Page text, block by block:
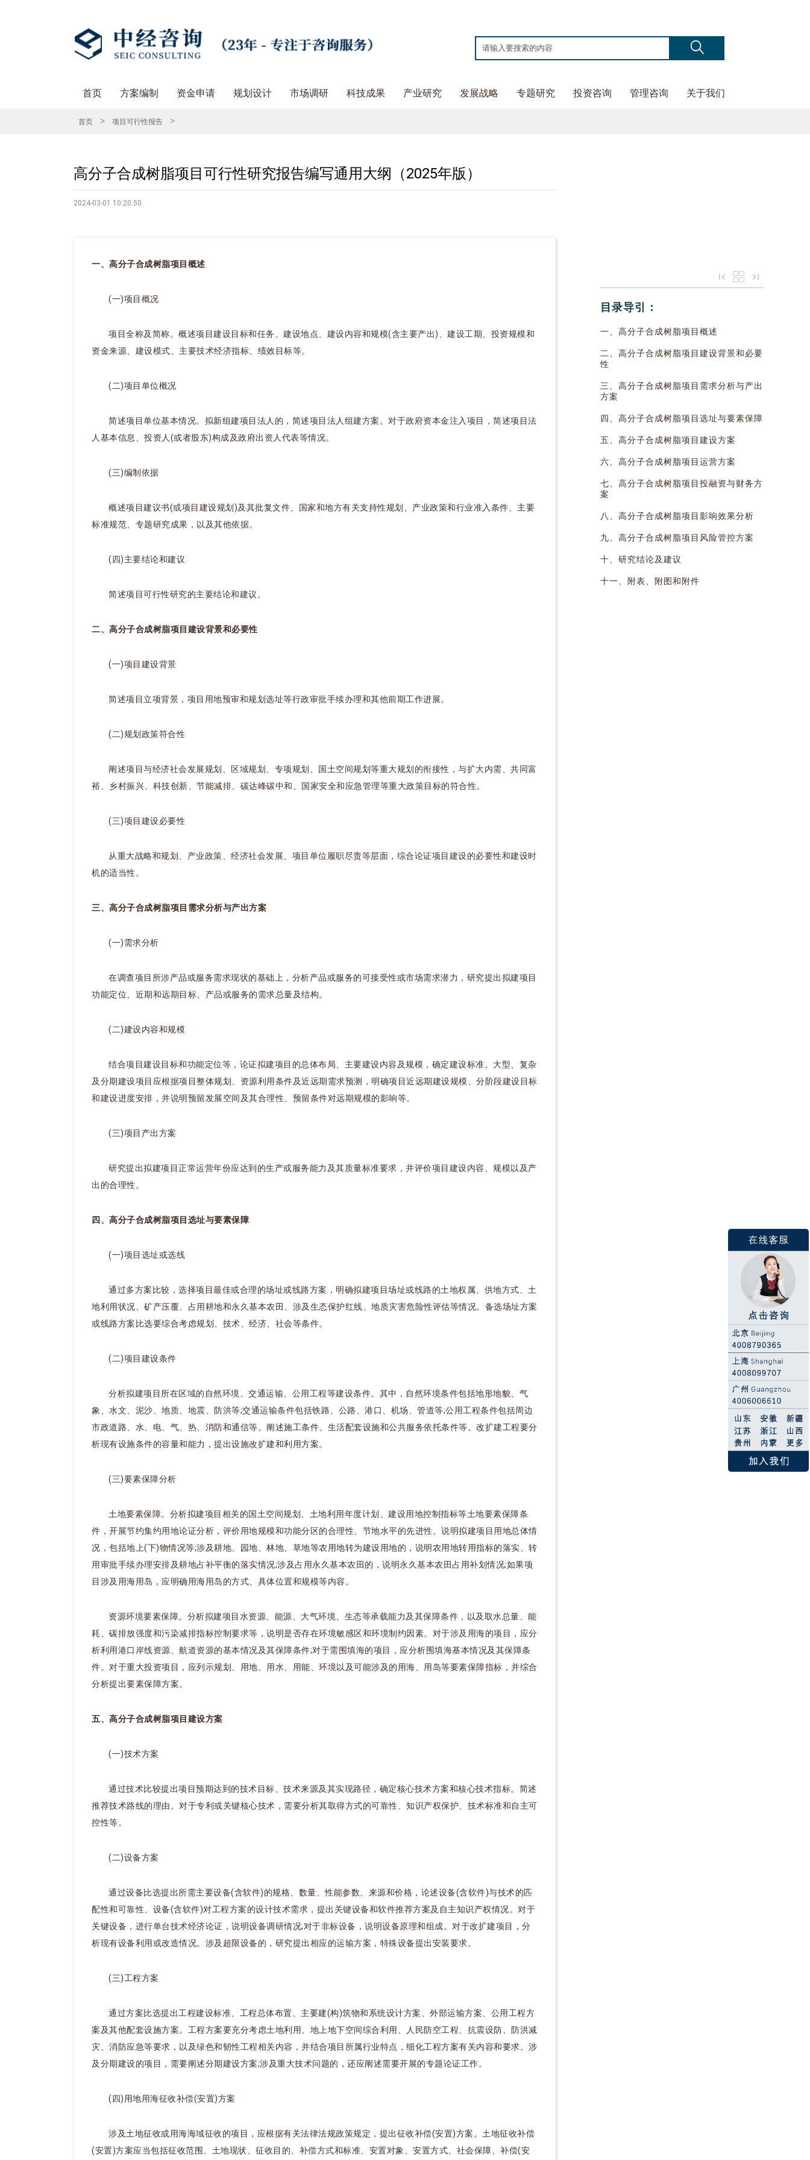
首页 方案编制 资金申请 规划设计 市场调研 科技成果 产业研究 发展战略 专题研究 投资咨询 管理咨询 关于我们
首页 > 项目可行性报告 >
高分子合成树脂项目可行性研究报告编写通用大纲（2025年版）
2024-03-01 10:20:50
一、高分子合成树脂项目概述
(一)项目概况
项目全称及简称。概述项目建设目标和任务、建设地点、建设内容和规模(含主要产出)、建设工期、投资规模和
资金来源、建设模式、主要技术经济指标、绩效目标等。
(二)项目单位概况
简述项目单位基本情况。拟新组建项目法人的，简述项目法人组建方案。对于政府资本金注入项目，简述项目法
人基本信息、投资人(或者股东)构成及政府出资人代表等情况。
(三)编制依据
概述项目建议书(或项目建设规划)及其批复文件、国家和地方有关支持性规划、产业政策和行业准入条件、主要
标准规范、专题研究成果，以及其他依据。
(四)主要结论和建议
简述项目可行性研究的主要结论和建议。
二、高分子合成树脂项目建设背景和必要性
(一)项目建设背景
简述项目立项背景，项目用地预审和规划选址等行政审批手续办理和其他前期工作进展。
(二)规划政策符合性
阐述项目与经济社会发展规划、区域规划、专项规划、国土空间规划等重大规划的衔接性，与扩大内需、共同富
裕、乡村振兴、科技创新、节能减排、碳达峰碳中和、国家安全和应急管理等重大政策目标的符合性。
(三)项目建设必要性
从重大战略和规划、产业政策、经济社会发展、项目单位履职尽责等层面，综合论证项目建设的必要性和建设时
机的适当性。
三、高分子合成树脂项目需求分析与产出方案
(一)需求分析
在调查项目所涉产品或服务需求现状的基础上，分析产品或服务的可接受性或市场需求潜力，研究提出拟建项目
功能定位、近期和远期目标、产品或服务的需求总量及结构。
(二)建设内容和规模
结合项目建设目标和功能定位等，论证拟建项目的总体布局、主要建设内容及规模，确定建设标准。大型、复杂
及分期建设项目应根据项目整体规划、资源利用条件及近远期需求预测，明确项目近远期建设规模、分阶段建设目标
和建设进度安排，并说明预留发展空间及其合理性、预留条件对远期规模的影响等。
(三)项目产出方案
研究提出拟建项目正常运营年份应达到的生产或服务能力及其质量标准要求，并评价项目建设内容、规模以及产
出的合理性。
四、高分子合成树脂项目选址与要素保障
(一)项目选址或选线
通过多方案比较，选择项目最佳或合理的场址或线路方案，明确拟建项目场址或线路的土地权属、供地方式、土
地利用状况、矿产压覆、占用耕地和永久基本农田、涉及生态保护红线、地质灾害危险性评估等情况。备选场址方案
或线路方案比选要综合考虑规划、技术、经济、社会等条件。
(二)项目建设条件
分析拟建项目所在区域的自然环境、交通运输、公用工程等建设条件。其中，自然环境条件包括地形地貌、气
象、水文、泥沙、地质、地震、防洪等;交通运输条件包括铁路、公路、港口、机场、管道等;公用工程条件包括周边
市政道路、水、电、气、热、消防和通信等。阐述施工条件、生活配套设施和公共服务依托条件等。改扩建工程要分
析现有设施条件的容量和能力，提出设施改扩建和利用方案。
(三)要素保障分析
土地要素保障。分析拟建项目相关的国土空间规划、土地利用年度计划、建设用地控制指标等土地要素保障条
件，开展节约集约用地论证分析，评价用地规模和功能分区的合理性、节地水平的先进性。说明拟建项目用地总体情
况，包括地上(下)物情况等;涉及耕地、园地、林地、草地等农用地转为建设用地的，说明农用地转用指标的落实、转
用审批手续办理安排及耕地占补平衡的落实情况;涉及占用永久基本农田的，说明永久基本农田占用补划情况;如果项
目涉及用海用岛，应明确用海用岛的方式、具体位置和规模等内容。
资源环境要素保障。分析拟建项目水资源、能源、大气环境、生态等承载能力及其保障条件，以及取水总量、能
耗、碳排放强度和污染减排指标控制要求等，说明是否存在环境敏感区和环境制约因素。对于涉及用海的项目，应分
析利用港口岸线资源、航道资源的基本情况及其保障条件;对于需围填海的项目，应分析围填海基本情况及其保障条
件。对于重大投资项目，应列示规划、用地、用水、用能、环境以及可能涉及的用海、用岛等要素保障指标，并综合
分析提出要素保障方案。
五、高分子合成树脂项目建设方案
(一)技术方案
通过技术比较提出项目预期达到的技术目标、技术来源及其实现路径，确定核心技术方案和核心技术指标。简述
推荐技术路线的理由。对于专利或关键核心技术，需要分析其取得方式的可靠性、知识产权保护、技术标准和自主可
控性等。
(二)设备方案
通过设备比选提出所需主要设备(含软件)的规格、数量、性能参数、来源和价格，论述设备(含软件)与技术的匹
配性和可靠性、设备(含软件)对工程方案的设计技术需求，提出关键设备和软件推荐方案及自主知识产权情况。对于
关键设备，进行单台技术经济论证，说明设备调研情况;对于非标设备，说明设备原理和组成。对于改扩建项目，分
析现有设备利用或改造情况。涉及超限设备的，研究提出相应的运输方案，特殊设备提出安装要求。
(三)工程方案
通过方案比选提出工程建设标准、工程总体布置、主要建(构)筑物和系统设计方案、外部运输方案、公用工程方
案及其他配套设施方案。工程方案要充分考虑土地利用、地上地下空间综合利用、人民防空工程、抗震设防、防洪减
灾、消防应急等要求，以及绿色和韧性工程相关内容，并结合项目所属行业特点，细化工程方案有关内容和要求。涉
及分期建设的项目，需要阐述分期建设方案;涉及重大技术问题的，还应阐述需要开展的专题论证工作。
(四)用地用海征收补偿(安置)方案
涉及土地征收或用海海域征收的项目，应根据有关法律法规政策规定，提出征收补偿(安置)方案。土地征收补偿
(安置)方案应当包括征收范围、土地现状、征收目的、补偿方式和标准、安置对象、安置方式、社会保障、补偿(安
目录导引：
一、高分子合成树脂项目概述
二、高分子合成树脂项目建设背景和必要
性
三、高分子合成树脂项目需求分析与产出
方案
四、高分子合成树脂项目选址与要素保障
五、高分子合成树脂项目建设方案
六、高分子合成树脂项目运营方案
七、高分子合成树脂项目投融资与财务方
案
八、高分子合成树脂项目影响效果分析
九、高分子合成树脂项目风险管控方案
十、研究结论及建议
十一、附表、附图和附件